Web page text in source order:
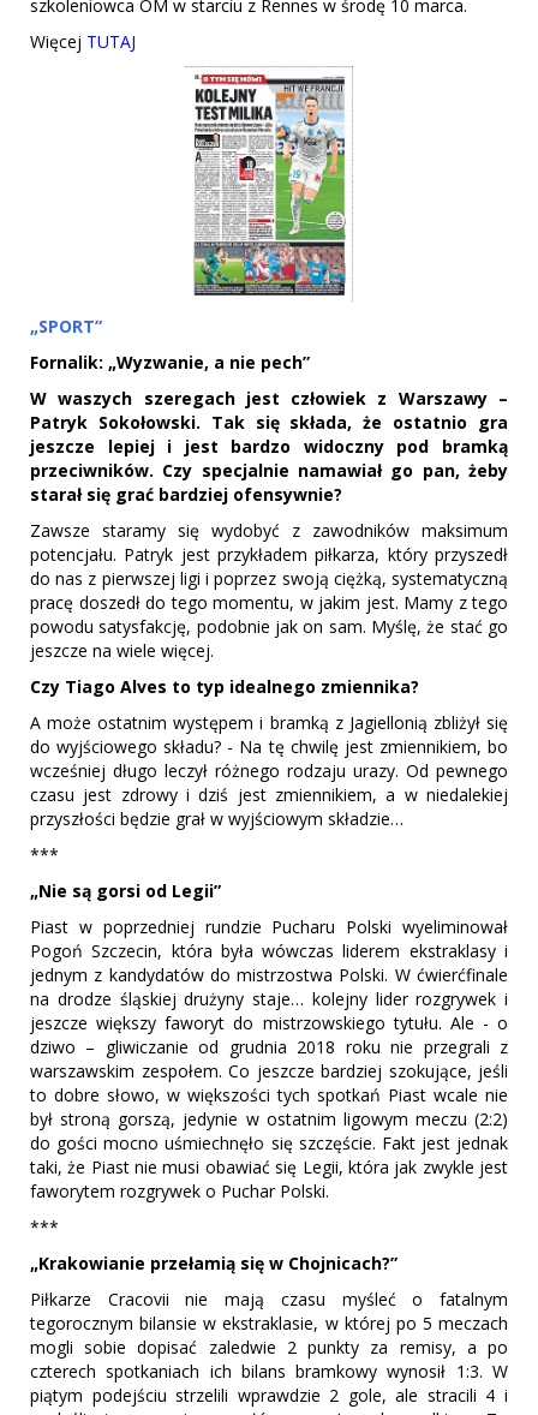
szkoleniowca OM w starciu z Rennes w środę 10 marca.
Więcej TUTAJ
„SPORT”
Fornalik: „Wyzwanie, a nie pech”
W waszych szeregach jest człowiek z Warszawy –
Patryk Sokołowski. Tak się składa, że ostatnio gra
jeszcze lepiej i jest bardzo widoczny pod bramką
przeciwników. Czy specjalnie namawiał go pan, żeby
starał się grać bardziej ofensywnie?
Zawsze staramy się wydobyć z zawodników maksimum
potencjału. Patryk jest przykładem piłkarza, który przyszedł
do nas z pierwszej ligi i poprzez swoją ciężką, systematyczną
pracę doszedł do tego momentu, w jakim jest. Mamy z tego
powodu satysfakcję, podobnie jak on sam. Myślę, że stać go
jeszcze na wiele więcej.
Czy Tiago Alves to typ idealnego zmiennika?
A może ostatnim występem i bramką z Jagiellonią zbliżył się
do wyjściowego składu? - Na tę chwilę jest zmiennikiem, bo
wcześniej długo leczył różnego rodzaju urazy. Od pewnego
czasu jest zdrowy i dziś jest zmiennikiem, a w niedalekiej
przyszłości będzie grał w wyjściowym składzie…
***
„Nie są gorsi od Legii”
Piast w poprzedniej rundzie Pucharu Polski wyeliminował
Pogoń Szczecin, która była wówczas liderem ekstraklasy i
jednym z kandydatów do mistrzostwa Polski. W ćwierćfinale
na drodze śląskiej drużyny staje… kolejny lider rozgrywek i
jeszcze większy faworyt do mistrzowskiego tytułu. Ale - o
dziwo – gliwiczanie od grudnia 2018 roku nie przegrali z
warszawskim zespołem. Co jeszcze bardziej szokujące, jeśli
to dobre słowo, w większości tych spotkań Piast wcale nie
był stroną gorszą, jedynie w ostatnim ligowym meczu (2:2)
do gości mocno uśmiechnęło się szczęście. Fakt jest jednak
taki, że Piast nie musi obawiać się Legii, która jak zwykle jest
faworytem rozgrywek o Puchar Polski.
***
„Krakowianie przełamią się w Chojnicach?”
Piłkarze Cracovii nie mają czasu myśleć o fatalnym
tegorocznym bilansie w ekstraklasie, w której po 5 meczach
mogli sobie dopisać zaledwie 2 punkty za remisy, a po
czterech spotkaniach ich bilans bramkowy wynosił 1:3. W
piątym podejściu strzelili wprawdzie 2 gole, ale stracili 4 i